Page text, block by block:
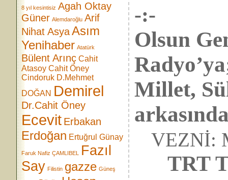
8 yıl kesintisiz Agah Oktay
Güner Alemdaroğlu Arif
Nihat AsyaAsım
Yenihaber Atatürk
Bülent Arınç Cahit
Atasoy Cahit Öney
Cindoruk D.Mehmet
DOĞAN Demirel
Dr.Cahit Öney
Ecevit Erbakan
Erdoğan Ertuğrul Günay
Faruk Nafiz ÇAMLIBEL
Fazıl
Say Filistin gazze Güneş
-:-
Olsun
Millet,
VEZNİ:
TRT